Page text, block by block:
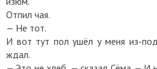
Отпил чая.
— Не тот.
И вот тут пол ушёл у меня из-
ждал.